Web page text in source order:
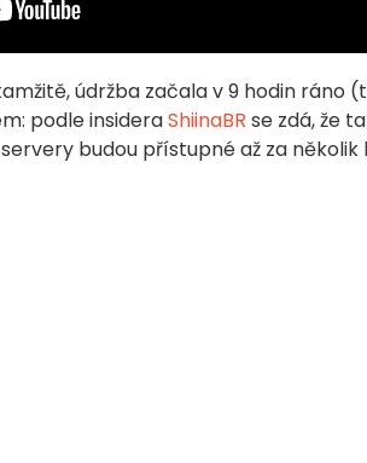
údržba začala v 9 hodin ráno
podle insideraShiinaBR se zdá, že
budou přístupné až za několik